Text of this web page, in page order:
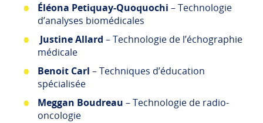
Éléona Petiquay-Quoquochi – Technologie
d’analyses biomédicales
Justine Allard – Technologie de l’échographie
médicale
Benoit Carl – Techniques d’éducation
spécialisée
Meggan Boudreau – Technologie de radio-
oncologie